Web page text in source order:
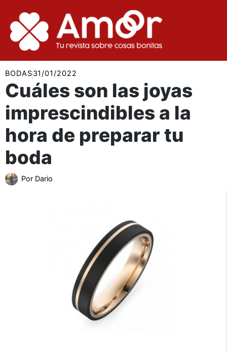
contenido
BODAS31/01/2022
Cuáles son las joyas
imprescindibles a la
hora de preparar tu
boda
Por Dario